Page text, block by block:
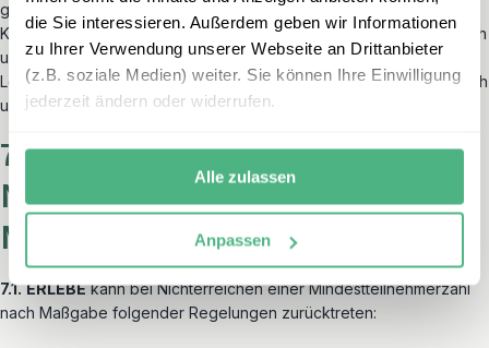
die Sie interessieren. Außerdem geben wir Informationen
zu Ihrer Verwendung unserer Webseite an Drittanbieter
(z.B. soziale Medien) weiter. Sie können Ihre Einwilligung
jederzeit ändern oder widerrufen.
Alle zulassen
Anpassen
gesetzlichen Bestimmungen zum kostenfreien Rücktritt oder zur
Kündigung des Reisevertrages berechtigt hätten.ERLEBEwird sich
um Erstattung der ersparten Aufwendungen durch die
Leistungsträger bemühen. Diese Verpflichtung entfällt, wenn es sich
um völlig unerhebliche Leistungen handelt.
7) Rücktritt wegen
Nichterreichens der
Mindestteilnehmerzahl
7.1. ERLEBEkann bei Nichterreichen einer Mindestteilnehmerzahl
nach Maßgabe folgender Regelungen zurücktreten: